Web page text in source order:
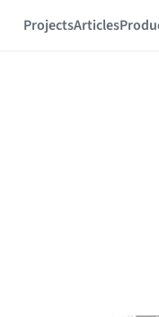
ProjectsArticles